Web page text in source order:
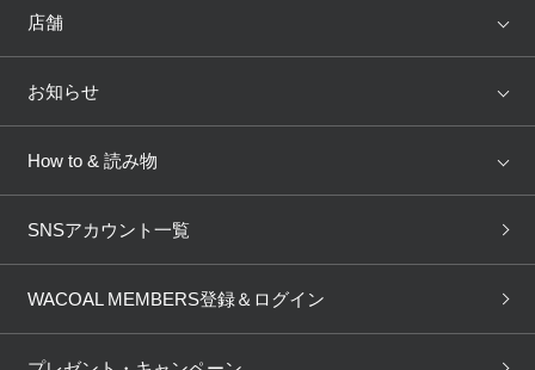
トピックス
WACOAL
AMPHI une nana cool
OUR WACOAL
WACOAL Remamma Mens Innerwear
店舗
店舗を探す
ブラ無料診断
3Dボディスキャン
お知らせ
新着情報
商品回収
How to & 読み物
下着の基礎知識
ブラパン ワコールスタイル
SNSアカウント一覧
WACOAL MEMBERS登録＆ログイン